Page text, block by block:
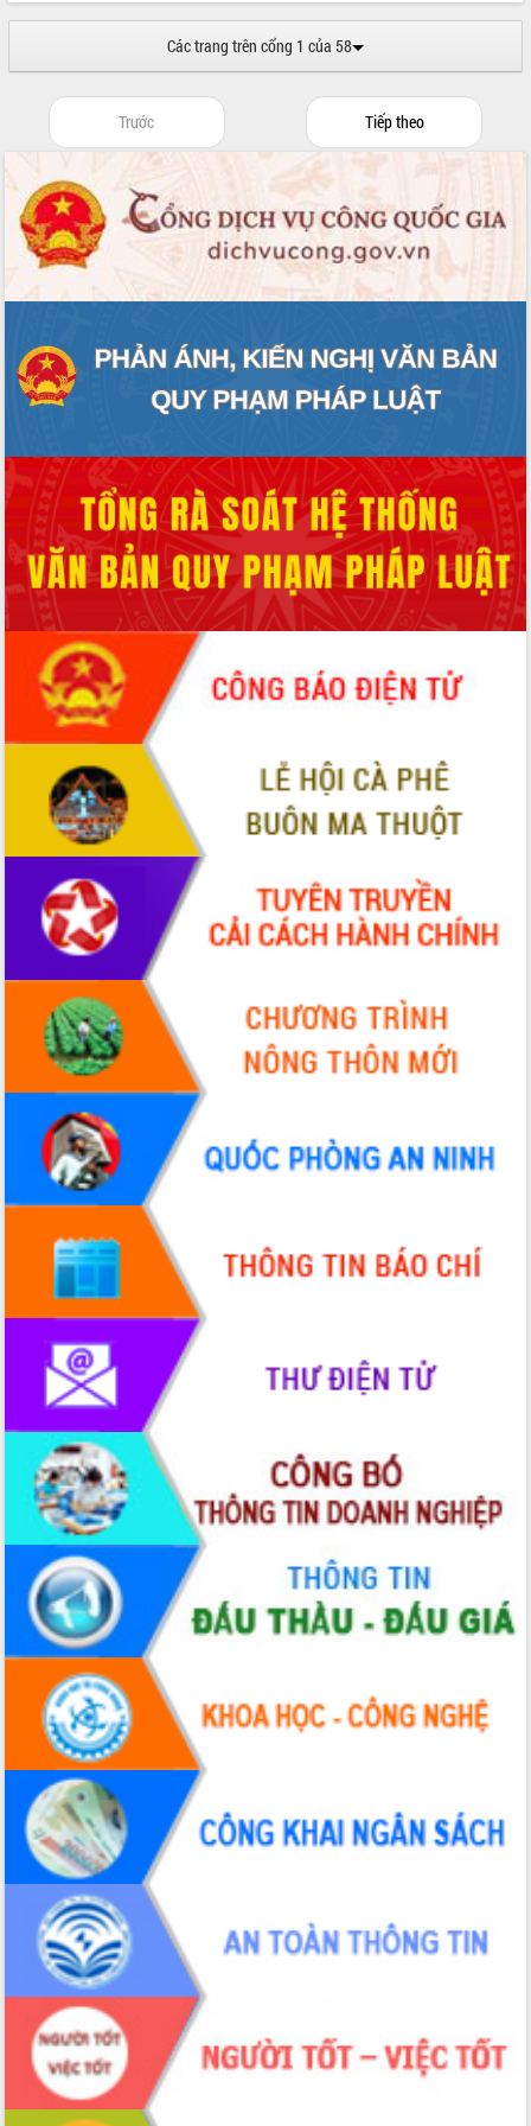
sầu riêng tại Đắk Lắk
Trình diễn nghệ thuật chế biến các
tiến đầu tư tỉnh
Ngành cá ngừ Đắk Lắk chủ động thích
Diễn đàn Kinh tế tư nhân Việt Nam đột
phá cơ chế - Hợp tác công tư
Đề án 06 tạo bước ngoặt đột phá trong
cải cách hành chính tỉnh Đắk Lắk
Kết nối tour, đẩy mạnh chuyển đổi số
Khởi động Dự án Đầu tư xây dựng hạ
tầng kỹ thuật Cụm công nghiệp Tân
Tiến
niệm 101 năm Ngày Báo chí Cách
mạng Việt Nam
Đắk Lắk sơ kết 4 năm triển khai thực
hiện Đề án 06 của Chính phủ
Họp báo thông tin về Hội nghị Công bố
Quy hoạch và Xúc tiến đầu tư tỉnh Đắk
Lắk
Khơi thông điểm nghẽn, đẩy nhanh
giải ngân vốn khắc phục thiên tai
HĐND tỉnh thông qua điều chỉnh Quy
hoạch tỉnh thời kỳ 2021-2030
Hội thảo góp ý hồ sơ điều chỉnh quy
hoạch tỉnh Đắk Lắk thời kỳ 2021-2030,
tầm nhìn đến năm 2050
Nâng cao hiệu quả hoạt động của các
doanh nghiệp nhà nước
Hội nghị triển khai kết nối mạng
truyền số liệu chuyên dùng phục vụ cơ
quan Đảng, Nhà nước
Lễ phát động chuỗi hoạt động chung
tay làm sạch môi trường
Xã Ea Kar bước chuyển mình trong
công tác cải cách hành chính mô hình
mới
UBND tỉnh họp báo định kỳ tháng 4
năm 2026
Hội thảo khoa học “Giải pháp thúc đẩy
phát triển nền kinh tế xanh tại tỉnh
Đắk Lắk”
Tăng cường giám sát, đôn đốc thực
hiện nhiệm vụ quản lý tài sản công
hàng tuần
Tháo gỡ những vướng mắc, đẩy mạnh
công tác cải cách thủ tục hành chính
tại Trung tâm Phục vụ hành chính
công tỉnh
Đắk Lắk: Tôn vinh 46 giải pháp tại Hội
thi Sáng tạo Kỹ thuật 2024 - 2025
Đắk Lắk rà soát, điều chỉnh Đề án 190
về phát triển nuôi trồng thủy sản
Phó Chủ tịch UBND tỉnh Đắk Lắk
Trương Công Thái kiểm tra thực địa
Dự án cao tốc Khánh Hòa - Buôn Ma
Thuột
Định vị cà phê Việt Nam như một “di
sản sống” trong dòng chảy toàn cầu
Xây dựng nông thôn mới: Nâng cao đời
sống người dân từ những mô hình thiết
thực
Quyết liệt tháo gỡ vướng mắc, đẩy
nhanh tiến độ các dự án trọng điểm
trong Khu kinh tế Nam Phú Yên
Hòn Yến phát triển du lịch gắn với bảo
tồn biển
Lấy ý kiến điều chỉnh Quy hoạch tỉnh
Đắk Lắk thời kỳ 2021-2030, tầm nhìn
đến năm 2050
Phát động chiến dịch 30 ngày đêm
giải phóng mặt bằng Tuyến đường bộ
ven biển
Đắk Lắk nỗ lực thúc đẩy tăng trưởng
kinh tế từ 10% trở lên trong Quý
II/2026
Đắk Lắk ký kết thỏa thuận hợp tác về
chuyển đổi số giai đoạn 2026 – 2030
Các trang trên cổng 1 của 58
Trước Tiếp theo